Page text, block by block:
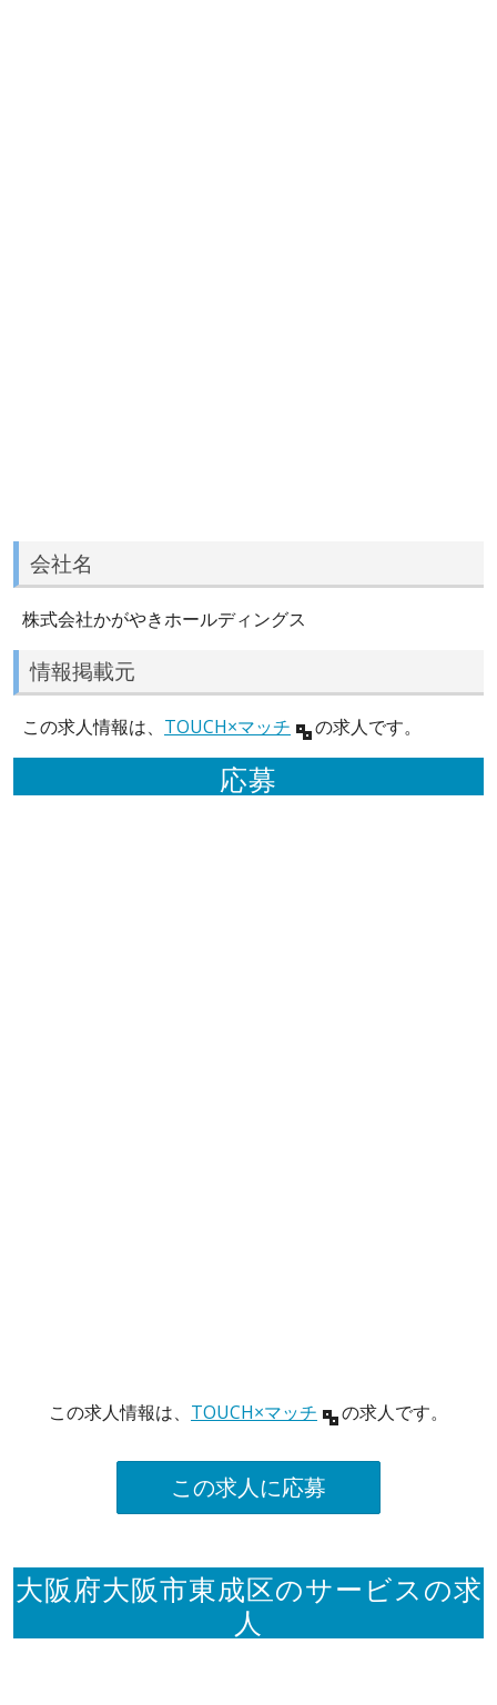
会社名
株式会社かがやきホールディングス
情報掲載元
この求人情報は、 TOUCH×マッチ の求人です。
応募
この求人情報は、 TOUCH×マッチ の求人です。
この求人に応募
大阪府大阪市東成区のサービスの求
人